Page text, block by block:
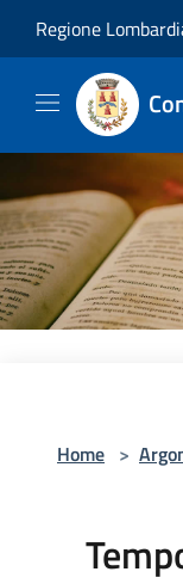
Regione
Home >